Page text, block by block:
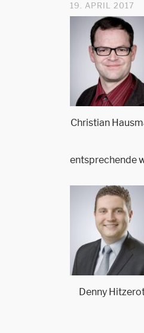
19. APRIL 2017
Christian
entsprechende
Denny